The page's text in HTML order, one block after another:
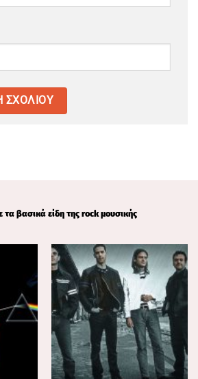
τα βασικά είδη της rock μουσικής